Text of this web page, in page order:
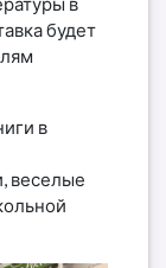
будет
в
веселые